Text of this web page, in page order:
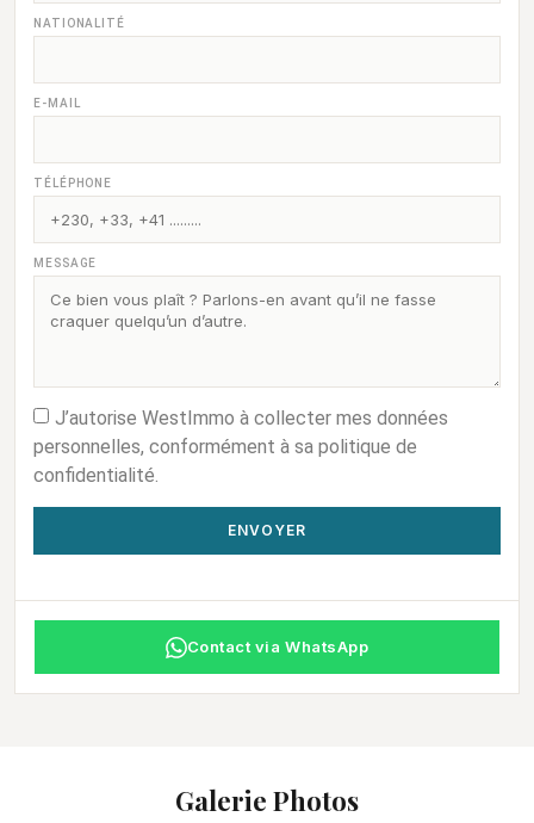
NATIONALITÉ
E-MAIL
TÉLÉPHONE
MESSAGE
J’autorise WestImmo à collecter mes données
personnelles, conformément à sa politique de
confidentialité.
ENVOYER
Contact via WhatsApp
Galerie Photos